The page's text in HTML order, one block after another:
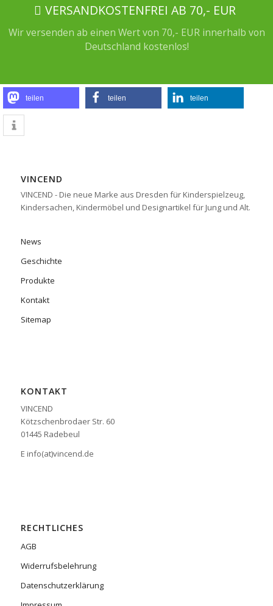
VERSANDKOSTENFREI AB 70,- EUR
Wir versenden ab einen Wert von 70,- EUR innerhalb von
Deutschland kostenlos!
teilen teilen teilen
VINCEND
VINCEND - Die neue Marke aus Dresden für Kinderspielzeug,
Kindersachen, Kindermöbel und Designartikel für Jung und Alt.
News
Geschichte
Produkte
Kontakt
Sitemap
KONTAKT
VINCEND
Kötzschenbrodaer Str. 60
01445 Radebeul
E info(at)vincend.de
RECHTLICHES
AGB
Widerrufsbelehrung
Datenschutzerklärung